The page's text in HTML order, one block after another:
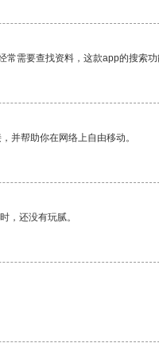
需要查找资料，这款app的搜索功
并帮助你在网络上自由移动。
，还没有玩腻。